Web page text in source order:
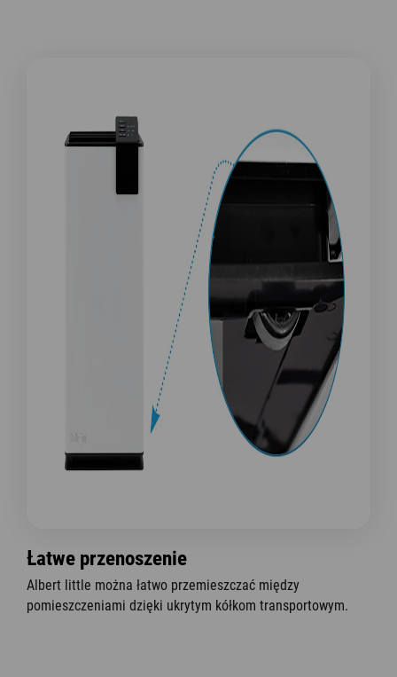
Łatwe przenoszenie
Albert little można łatwo przemieszczać między
pomieszczeniami dzięki ukrytym kółkom transportowym.